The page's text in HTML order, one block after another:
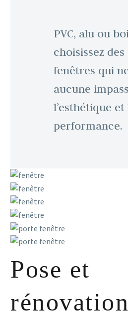
PVC, alu ou
choisissez des
fenêtres qui
aucune
l’esthétique et
performance.
Pose et